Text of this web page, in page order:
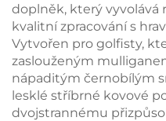
doplněk, který vyvolává
kvalitní zpracování s
Vytvořen pro golfisty,
zaslouženým
nápaditým černobílým
lesklé stříbrné kovové
dvojstrannému